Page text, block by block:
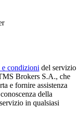
condizioni del servizio
Brokers S.A., che
e fornire assistenza
della
in qualsiasi